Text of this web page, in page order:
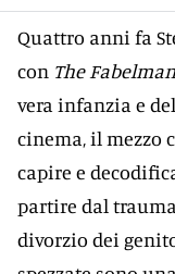
Quattro anni fa
con The
vera infanzia e
cinema, il mezzo
capire e
partire dal
divorzio dei